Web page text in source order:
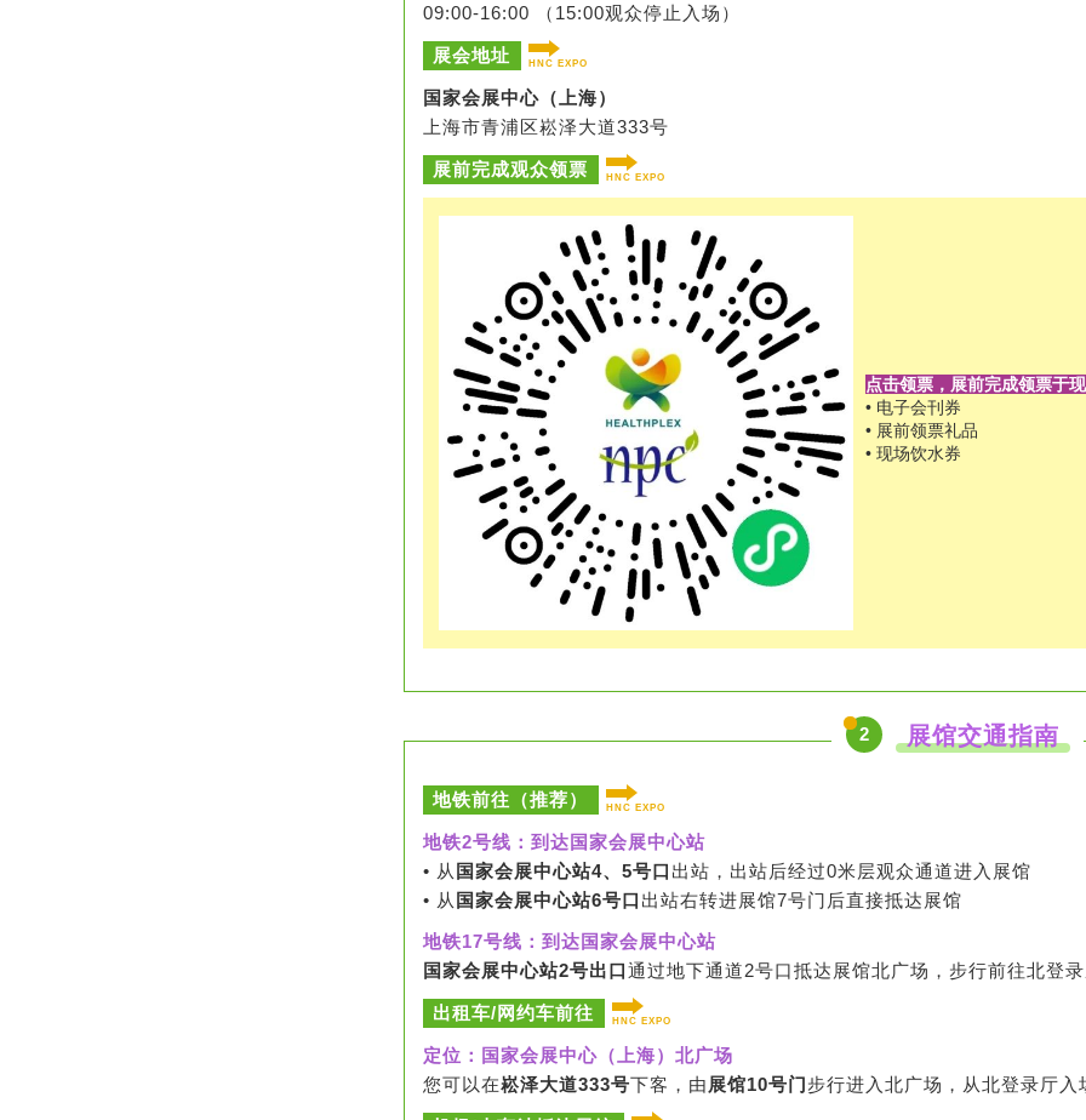
09:00-16:00 （15:00观众停止入场）
展会地址 HNC EXPO
国家会展中心（上海）
上海市青浦区崧泽大道333号
展前完成观众领票 HNC EXPO
点击领票，展前完成领票于
• 电子会刊券
• 展前领票礼品
• 现场饮水券
2 展馆交通指南
地铁前往（推荐） HNC EXPO
地铁2号线：到达国家会展中心站
• 从 国家会展中心站4、5号口 出站，出站后经过0米层观众通道进入展馆
• 从 国家会展中心站6号口 出站右转进展馆7号门后直接抵达展馆
地铁17号线：到达国家会展中心站
国家会展中心站2号出口通过地下通道2号口抵达展馆北广场，步行前往北登
出租车/网约车前往 HNC EXPO
定位：国家会展中心（上海）北广场
您可以在崧泽大道333号下客，由 展馆10号门步行进入北广场，从北登录厅入